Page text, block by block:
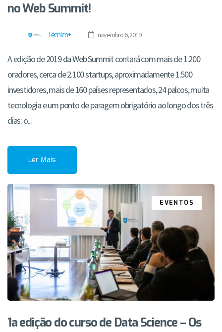
no Web Summit!
Técnico+ novembro 6, 2019
A edição de 2019 da Web Summit contará com mais de 1.200
oradores, cerca de 2.100 startups, aproximadamente 1.500
investidores, mais de 160 países representados, 24 palcos, muita
tecnologia e um ponto de paragem obrigatório ao longo dos três
dias: o...
Ler Mais
EVENTOS
1a edição do curso de Data Science – Os